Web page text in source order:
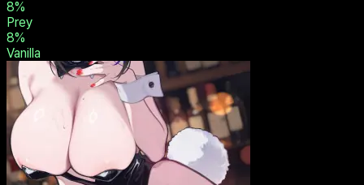
17%
Switch
8%
Pet
%
Masochist
8
%
Spankee
8
Prey
8%
Vanilla